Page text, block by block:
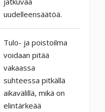
uudelleensäätöä.
Tulo- ja poistoilma
voidaan pitää
vakaassa
suhteessa pitkällä
aikavälillä, mikä on
elintärkeää